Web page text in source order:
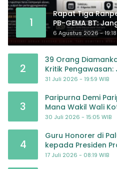
1
Rapat Tiga
PB-GEMA BT:
Ladang
6 Agustus 2026 - 19:18
2
39 Orang
Kritik
Masyarakat
31 Juli 2026 - 19:59 WIB
3
Paripurna Demi
Mana Wakil Wali
30 Juli 2026 - 15:05 WIB
4
Guru Honorer di
kepada Presiden
atas Dugaan
17 Juli 2026 - 08:19 WIB